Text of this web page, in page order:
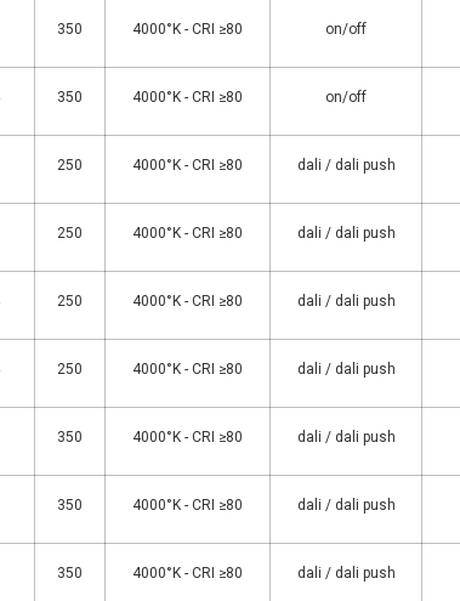
350 4000°K - CRI ≥80 on/off
350 4000°K - CRI ≥80 on/off
250 4000°K - CRI ≥80 dali / dali push
250 4000°K - CRI ≥80 dali / dali push
250 4000°K - CRI ≥80 dali / dali push
250 4000°K - CRI ≥80 dali / dali push
350 4000°K - CRI ≥80 dali / dali push
350 4000°K - CRI ≥80 dali / dali push
350 4000°K - CRI ≥80 dali / dali push